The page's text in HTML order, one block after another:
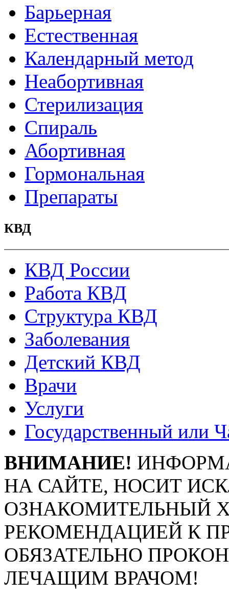
Барьерная
Естественная
Календарный метод
Неабортивная
Стерилизация
Спираль
Абортивная
Гормональная
Препараты
КВД
КВД России
Работа КВД
Структура КВД
Заболевания
Детский КВД
Врачи
Услуги
Государственный или
ВНИМАНИЕ!
НА САЙТЕ, НОСИТ
ОЗНАКОМИТЕЛЬНЫЙ
РЕКОМЕНДАЦИЕЙ К
ОБЯЗАТЕЛЬНО
ЛЕЧАЩИМ ВРАЧОМ!